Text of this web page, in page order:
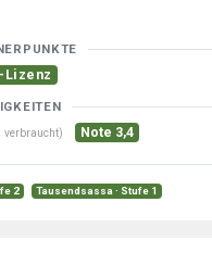
Lizenz
verbraucht) Note 3,4
2 Tausendsassa · Stufe 1